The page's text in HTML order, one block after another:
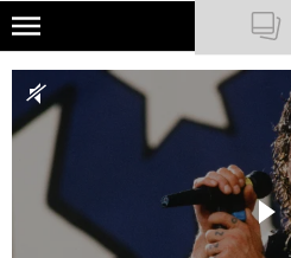
Skip
main
content
NATIONAL GEOGRAPHIC
TRAVELER
PODCASTY